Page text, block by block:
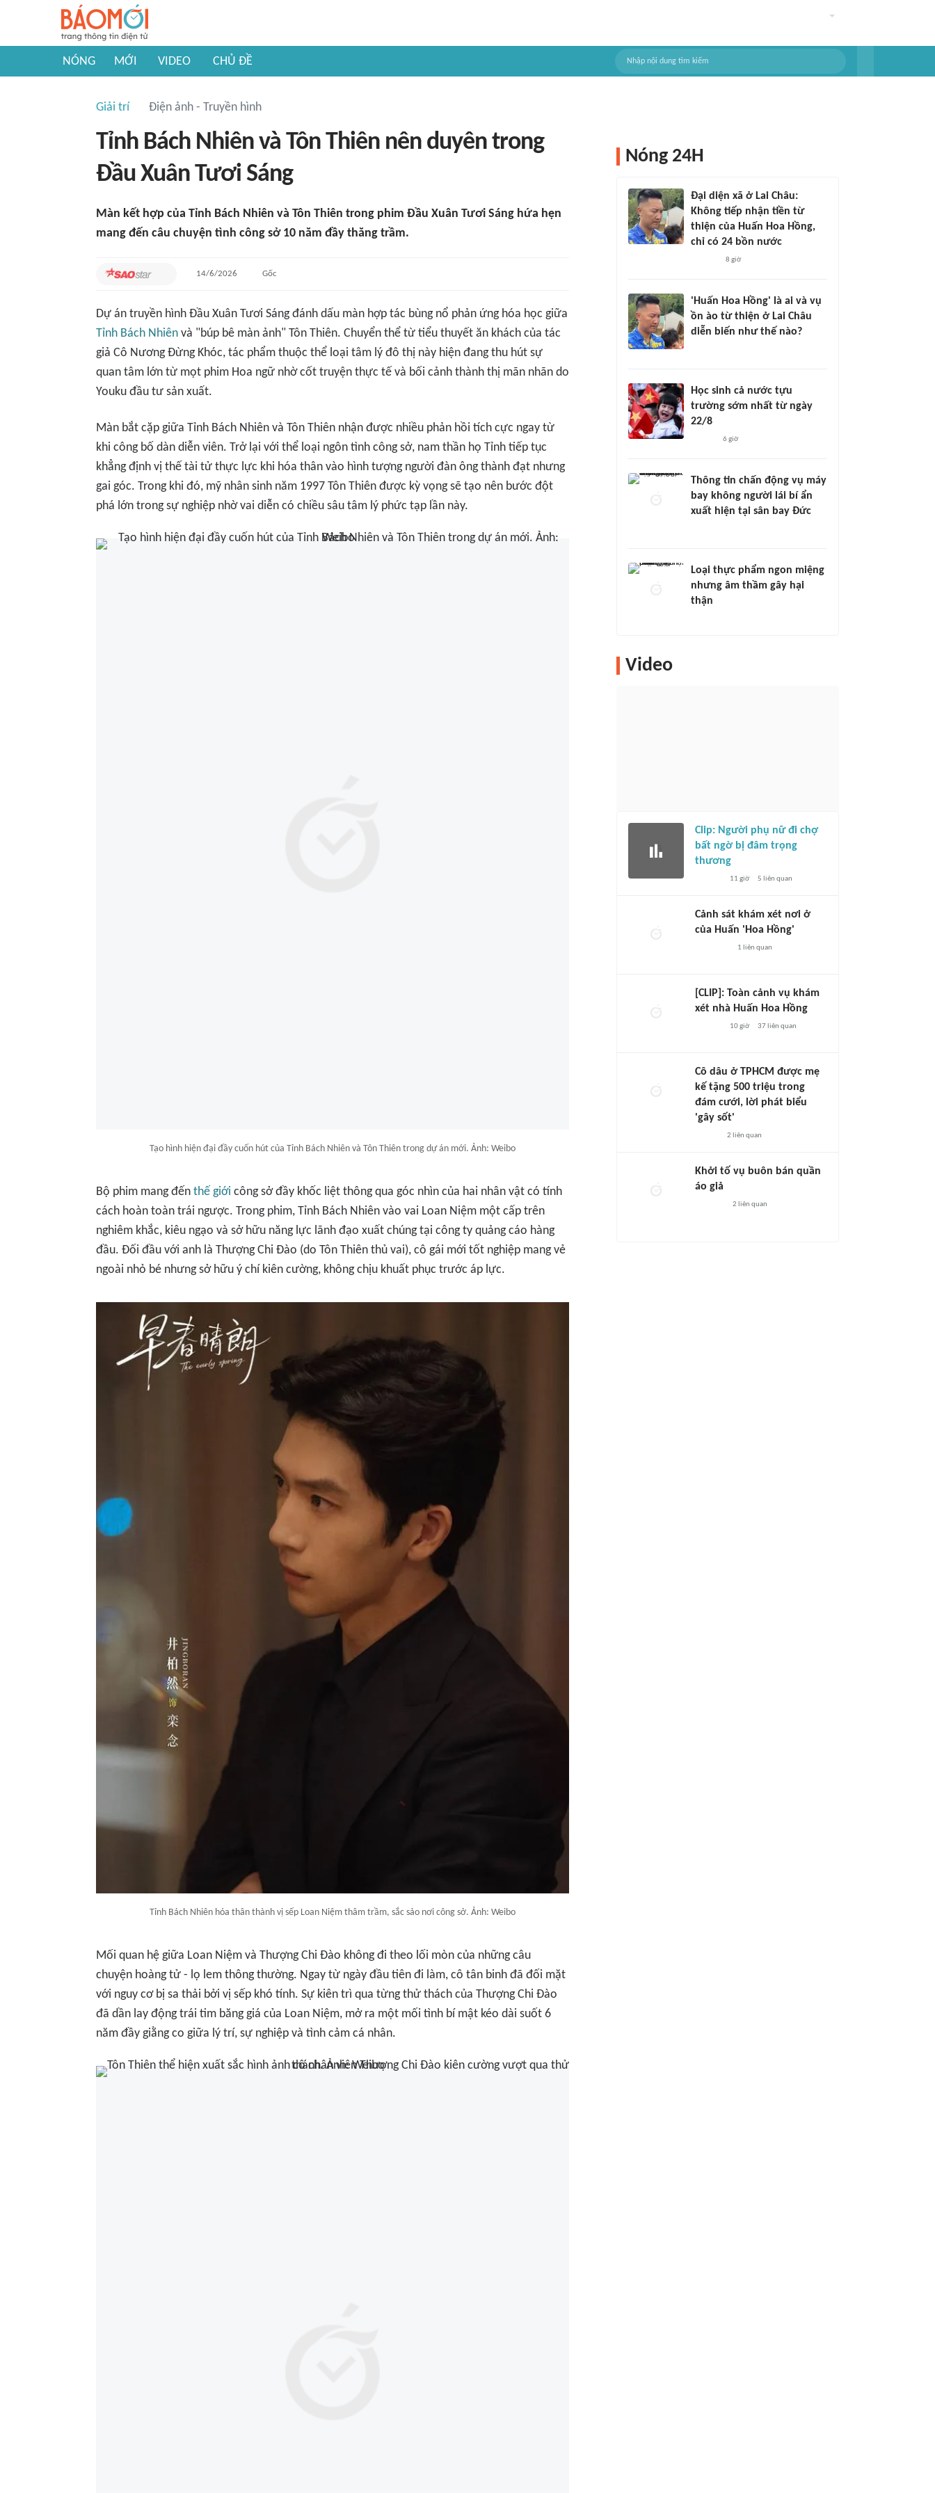
NÓNG MỚI VIDEO CHỦ ĐỀ
Giải trí Điện ảnh - Truyền hình
Tỉnh Bách Nhiên và Tôn Thiên nên duyên trong
Đầu Xuân Tươi Sáng
Màn kết hợp của Tỉnh Bách Nhiên và Tôn Thiên trong phim Đầu Xuân Tươi Sáng hứa hẹn
mang đến câu chuyện tình công sở 10 năm đầy thăng trầm.
14/6/2026 Gốc
Dự án truyền hình Đầu Xuân Tươi Sángđánh dấu màn hợp tác bùng nổ phản ứng hóa học giữa
Tỉnh Bách Nhiên và "búp bê màn ảnh" Tôn Thiên. Chuyển thể từ tiểu thuyết ăn khách của tác
giả Cô Nương Đừng Khóc, tác phẩm thuộc thể loại tâm lý đô thị này hiện đang thu hút sự
quan tâm lớn từ mọt phim Hoa ngữ nhờ cốt truyện thực tế và bối cảnh thành thị mãn nhãn do
Youku đầu tư sản xuất.
Màn bắt cặp giữa Tỉnh Bách Nhiên và Tôn Thiên nhận được nhiều phản hồi tích cực ngay từ
khi công bố dàn diễn viên. Trở lại với thể loại ngôn tình công sở, nam thần họ Tỉnh tiếp tục
khẳng định vị thế tài tử thực lực khi hóa thân vào hình tượng người đàn ông thành đạt nhưng
gai góc. Trong khi đó, mỹ nhân sinh năm 1997 Tôn Thiên được kỳ vọng sẽ tạo nên bước đột
phá lớn trong sự nghiệp nhờ vai diễn có chiều sâu tâm lý phức tạp lần này.
Tạo hình hiện đại đầy cuốn hút của Tỉnh Bách Nhiên và Tôn Thiên trong dự án mới. Ảnh: Weibo
Bộ phim mang đến thế giới công sở đầy khốc liệt thông qua góc nhìn của hai nhân vật có tính
cách hoàn toàn trái ngược. Trong phim, Tỉnh Bách Nhiên vào vai Loan Niệm một cấp trên
nghiêm khắc, kiêu ngạo và sở hữu năng lực lãnh đạo xuất chúng tại công ty quảng cáo hàng
đầu. Đối đầu với anh là Thượng Chi Đào (do Tôn Thiên thủ vai), cô gái mới tốt nghiệp mang vẻ
ngoài nhỏ bé nhưng sở hữu ý chí kiên cường, không chịu khuất phục trước áp lực.
Tỉnh Bách Nhiên hóa thân thành vị sếp Loan Niệm thâm trầm, sắc sảo nơi công sở. Ảnh: Weibo
Mối quan hệ giữa Loan Niệm và Thượng Chi Đào không đi theo lối mòn của những câu
chuyện hoàng tử - lọ lem thông thường. Ngay từ ngày đầu tiên đi làm, cô tân binh đã đối mặt
với nguy cơ bị sa thải bởi vị sếp khó tính. Sự kiên trì qua từng thử thách của Thượng Chi Đào
đã dần lay động trái tim băng giá của Loan Niệm, mở ra một mối tình bí mật kéo dài suốt 6
năm đầy giằng co giữa lý trí, sự nghiệp và tình cảm cá nhân.
Nóng 24H
Đại diện xã ở Lai Châu:
Không tiếp nhận tiền từ
thiện của Huấn Hoa Hồng,
chỉ có 24 bồn nước
8 giờ
'Huấn Hoa Hồng' là ai và vụ
ồn ào từ thiện ở Lai Châu
diễn biến như thế nào?
Học sinh cả nước tựu
trường sớm nhất từ ngày
22/8
6 giờ
Thông tin chấn động vụ máy
bay không người lái bí ẩn
xuất hiện tại sân bay Đức
Loại thực phẩm ngon miệng
nhưng âm thầm gây hại
thận
Video
Clip: Người phụ nữ đi chợ
bất ngờ bị đâm trọng
thương
11 giờ 5 liên quan
Cảnh sát khám xét nơi ở
của Huấn 'Hoa Hồng'
1 liên quan
[CLIP]: Toàn cảnh vụ khám
xét nhà Huấn Hoa Hồng
10 giờ 37liên quan
Cô dâu ở TPHCM được mẹ
kế tặng 500 triệu trong
đám cưới, lời phát biểu
'gây sốt'
2 liên quan
Khởi tố vụ buôn bán quần
áo giả
2 liên quan